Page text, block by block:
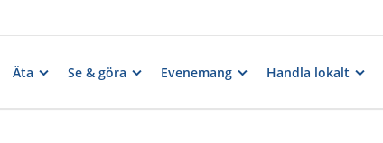
Äta Se & göra Evenemang Handla lokalt